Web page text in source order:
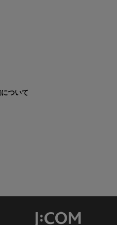
ついて